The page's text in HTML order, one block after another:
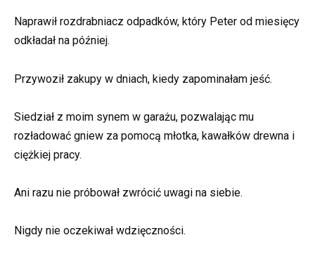
Naprawił rozdrabniacz odpadków, który Peter od miesięcy
odkładał na później.
Przywoził zakupy w dniach, kiedy zapominałam jeść.
Siedział z moim synem w garażu, pozwalając mu
rozładować gniew za pomocą młotka, kawałków drewna i
ciężkiej pracy.
Ani razu nie próbował zwrócić uwagi na siebie.
Nigdy nie oczekiwał wdzięczności.